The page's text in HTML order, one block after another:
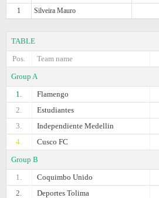
1
Silveira Mauro
TABLE
Pos.
Team name
Group A
1.
Flamengo
2.
Estudiantes
3.
Independiente Medellin
4.
Cusco FC
Group B
1.
Coquimbo Unido
2.
Deportes Tolima